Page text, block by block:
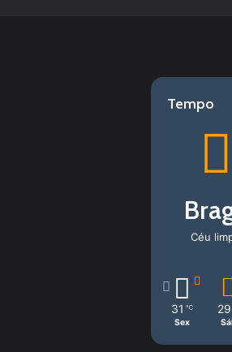
Tempo
Céu
31 ℃
Sex
29